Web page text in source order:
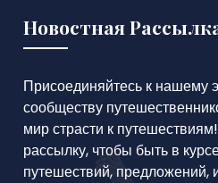
Новостная
Присоединяйтесь к нашему
сообществу
мир страсти к
рассылку, чтобы быть в
путешествий, предложений,